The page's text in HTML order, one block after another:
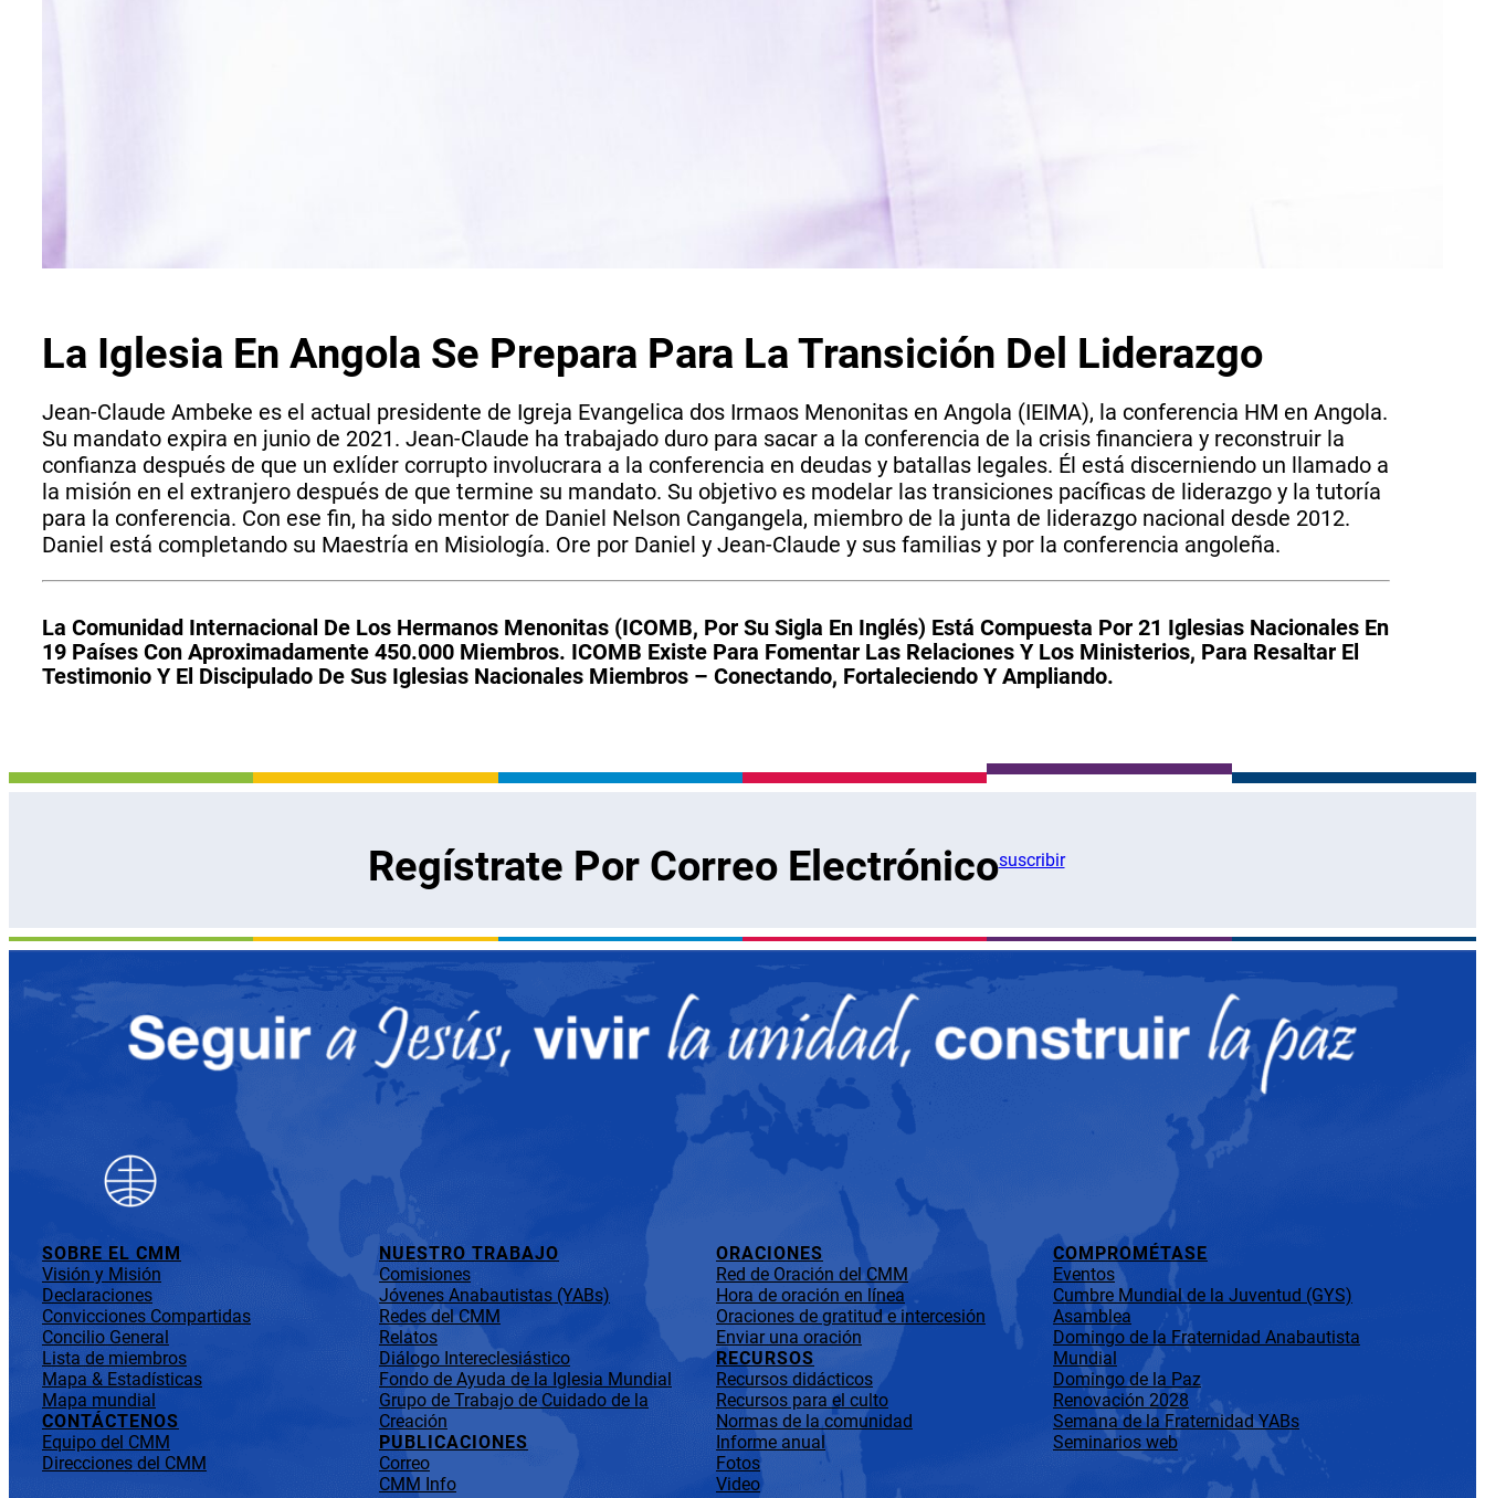
La Iglesia En Angola Se Prepara Para La Transición Del Liderazgo
Jean-Claude Ambeke es el actual presidente de Igreja Evangelica dos Irmaos Menonitas en Angola (IEIMA), la conferencia HM en Angola.
Su mandato expira en junio de 2021. Jean-Claude ha trabajado duro para sacar a la conferencia de la crisis financiera y reconstruir la
confianza después de que un exlíder corrupto involucrara a la conferencia en deudas y batallas legales. Él está discerniendo un llamado a
la misión en el extranjero después de que termine su mandato. Su objetivo es modelar las transiciones pacíficas de liderazgo y la tutoría
para la conferencia. Con ese fin, ha sido mentor de Daniel Nelson Cangangela, miembro de la junta de liderazgo nacional desde 2012.
Daniel está completando su Maestría en Misiología. Ore por Daniel y Jean-Claude y sus familias y por la conferencia angoleña.
La Comunidad Internacional De Los Hermanos Menonitas (ICOMB, Por Su Sigla En Inglés) Está Compuesta Por 21 Iglesias Nacionales En
19 Países Con Aproximadamente 450.000 Miembros. ICOMB Existe Para Fomentar Las Relaciones Y Los Ministerios, Para Resaltar El
Testimonio Y El Discipulado De Sus Iglesias Nacionales Miembros – Conectando, Fortaleciendo Y Ampliando.
Regístrate Por Correo Electrónicosuscribir
SOBRE EL CMM
Visión y Misión
Declaraciones
Convicciones Compartidas
Concilio General
Lista de miembros
Mapa & Estadísticas
Mapa mundial
CONTÁCTENOS
Equipo del CMM
Direcciones del CMM
NUESTRO TRABAJO
Comisiones
Jóvenes Anabautistas (YABs)
Redes del CMM
Relatos
Diálogo Intereclesiástico
Fondo de Ayuda de la Iglesia Mundial
Grupo de Trabajo de Cuidado de la
Creación
PUBLICACIONES
Correo
CMM Info
ORACIONES
Red de Oración del CMM
Hora de oración en línea
Oraciones de gratitud e intercesión
Enviar una oración
RECURSOS
Recursos didácticos
Recursos para el culto
Normas de la comunidad
Informe anual
Fotos
Video
COMPROMÉTASE
Eventos
Cumbre Mundial de la Juventud (GYS)
Asamblea
Domingo de la Fraternidad Anabautista
Mundial
Domingo de la Paz
Renovación 2028
Semana de la Fraternidad YABs
Seminarios web